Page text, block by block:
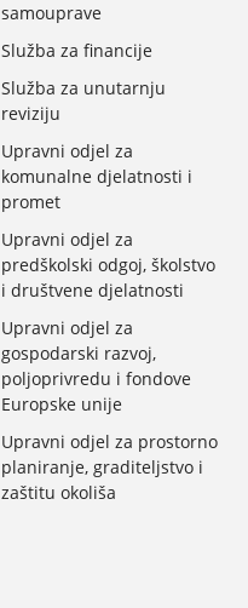
samouprave
Služba za financije
Služba za unutarnju
reviziju
Upravni odjel za
komunalne djelatnosti i
promet
Upravni odjel za
predškolski odgoj, školstvo
i društvene djelatnosti
Upravni odjel za
gospodarski razvoj,
poljoprivredu i fondove
Europske unije
Upravni odjel za prostorno
planiranje, graditeljstvo i
zaštitu okoliša